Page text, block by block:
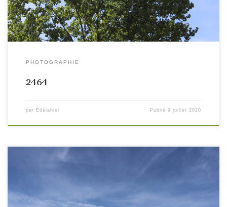
PHOTOGRAPHIE
2464
par Édélahiel Publié9 juillet 2020